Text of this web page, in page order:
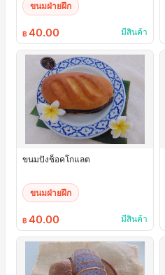
ขนมฝ่ายฝึก
฿ 40.00 มีสินค้า
ขนมปังช็อคโกแลต
ขนมฝ่ายฝึก
฿ 40.00 มีสินค้า